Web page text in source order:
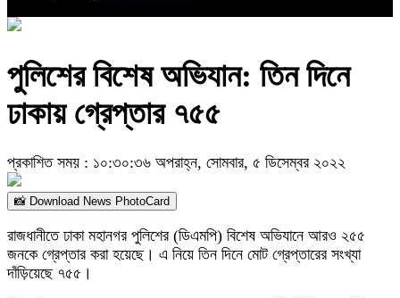
পুলিশের বিশেষ অভিযান: তিন দিনে
ঢাকায় গ্রেপ্তার ৭৫৫
প্রকাশিত সময় : ১০:৩০:৩৬ অপরাহ্ন, সোমবার, ৫ ডিসেম্বর ২০২২
📸 Download News PhotoCard
রাজধানীতে ঢাকা মহানগর পুলিশের (ডিএমপি) বিশেষ অভিযানে আরও ২৫৫
জনকে গ্রেপ্তার করা হয়েছে। এ নিয়ে তিন দিনে মোট গ্রেপ্তারের সংখ্যা
দাঁড়িয়েছে ৭৫৫।